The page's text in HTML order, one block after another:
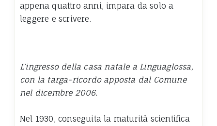
appena quattro anni, impara da solo a
leggere e scrivere.
L’ingresso della casa natale a Linguaglossa,
con la targa-ricordo apposta dal Comune
nel dicembre 2006.
Nel 1930, conseguita la maturità scientifica